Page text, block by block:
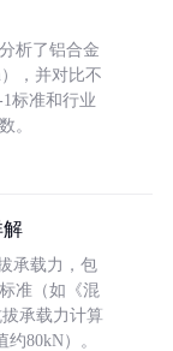
析了铝合金
，并对比不
标准和行业
。
解
承载力，包
准（如《混
承载力计算
80kN）。